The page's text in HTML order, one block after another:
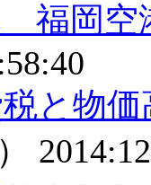
福岡空
税と